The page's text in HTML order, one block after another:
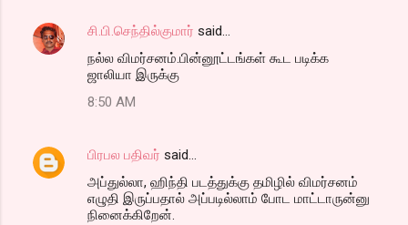
சி.பி.செந்தில்குமார் said…
நல்ல விமர்சனம்.பின்னூட்டங்கள் கூட படிக்க
ஜாலியா இருக்கு
8:50 AM
பிரபல பதிவர் said…
அப்துல்லா, ஹிந்தி படத்துக்கு தமிழில் விமர்சனம்
எழுதி இருப்பதால் அப்படில்லாம் போட மாட்டாருன்னு
நினைக்கிறேன்.